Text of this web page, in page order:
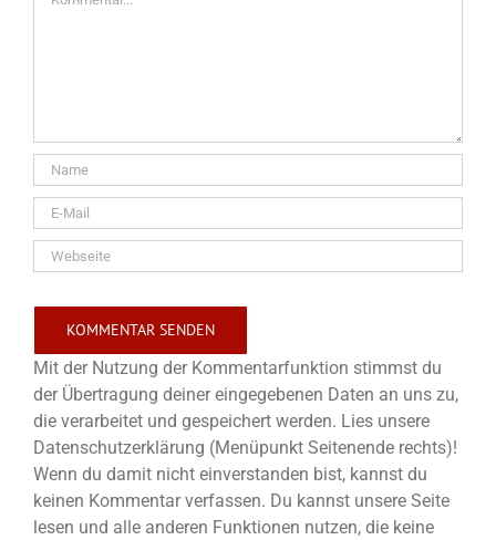
Mit der Nutzung der Kommentarfunktion stimmst du
der Übertragung deiner eingegebenen Daten an uns zu,
die verarbeitet und gespeichert werden. Lies unsere
Datenschutzerklärung (Menüpunkt Seitenende rechts)!
Wenn du damit nicht einverstanden bist, kannst du
keinen Kommentar verfassen. Du kannst unsere Seite
lesen und alle anderen Funktionen nutzen, die keine